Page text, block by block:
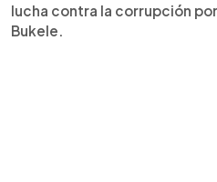
lucha contra la corrupción
Bukele.